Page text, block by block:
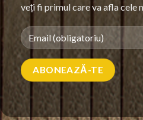
veți fi primul care va afla cele